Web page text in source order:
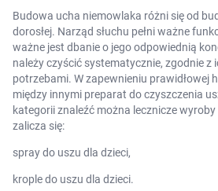
Korzystamy z plików cookies
dostosowania zawartości
preferencji. Więcej informacji
warunki przechowywania lub
cookies poprzez kliknięcie
Budowa ucha niemowlaka różni się od
dorosłej. Narząd słuchu pełni ważne
ważne jest dbanie o jego odpowiednią
należy czyścić systematycznie, zgodnie z
potrzebami. W zapewnieniu prawidłowej
między innymi preparat do czyszczenia
kategorii znaleźć można lecznicze
zalicza się:
spray do uszu dla dzieci,
krople do uszu dla dzieci.